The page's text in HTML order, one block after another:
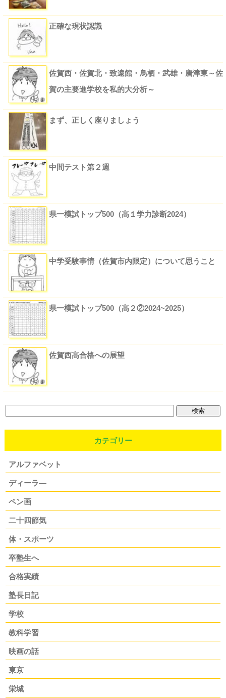
正確な現状認識
佐賀西・佐賀北・致遠館・鳥栖・武雄・唐津東～佐
賀の主要進学校を私的大分析～
まず、正しく座りましょう
中間テスト第２週
県一模試トップ500（高１学力診断2024）
中学受験事情（佐賀市内限定）について思うこと
県一模試トップ500（高２②2024~2025）
佐賀西高合格への展望
カテゴリー
アルファベット
ディーラ―
ペン画
二十四節気
体・スポーツ
卒塾生へ
合格実績
塾長日記
学校
教科学習
映画の話
東京
栄城